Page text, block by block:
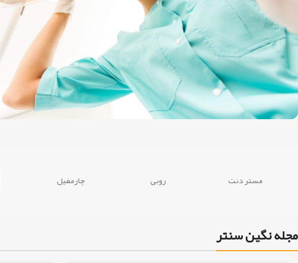
DENTSPLY کشور امریکا می باشد.
مستر دنت روبی چارمفیل
مجله نگین سنتر